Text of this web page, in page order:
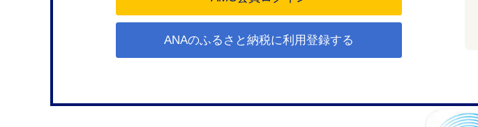
ANAのふるさと納税に利用登録する